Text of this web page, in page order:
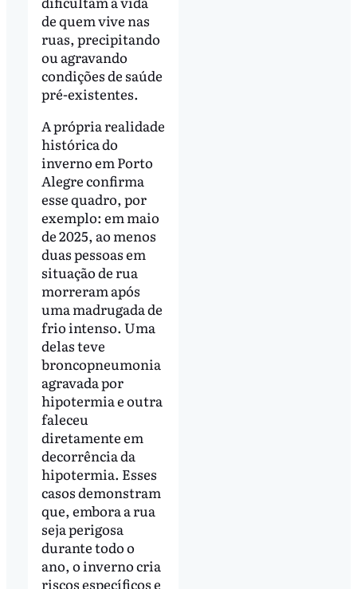
de quem vive nas
ruas, precipitando
ou agravando
condições de saúde
pré-existentes.
A própria realidade
histórica do
inverno em Porto
Alegre confirma
esse quadro, por
exemplo: em maio
de 2025, ao menos
duas pessoas em
situação de rua
morreram após
uma madrugada de
frio intenso. Uma
delas teve
broncopneumonia
agravada por
hipotermia e outra
faleceu
diretamente em
decorrência da
hipotermia. Esses
casos demonstram
que, embora a rua
seja perigosa
durante todo o
ano, o inverno cria
riscos específicos e